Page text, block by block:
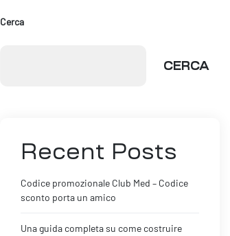
Cerca
CERCA
Recent Posts
Codice promozionale Club Med – Codice
sconto porta un amico
Una guida completa su come costruire